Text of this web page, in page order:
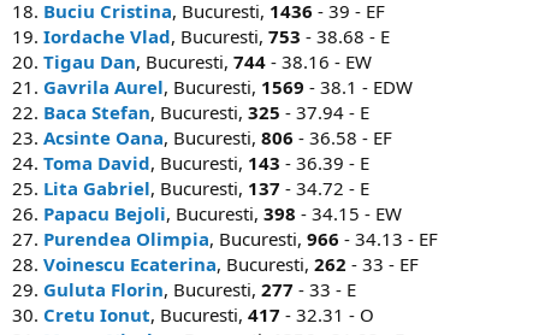
18. Buciu Cristina, Bucuresti, 1436 - 39 - EF
19. Iordache Vlad, Bucuresti, 753 - 38.68 - E
20. Tigau Dan, Bucuresti, 744 - 38.16 - EW
21. Gavrila Aurel, Bucuresti, 1569 - 38.1 - EDW
22. Baca Stefan, Bucuresti, 325 - 37.94 - E
23. Acsinte Oana, Bucuresti, 806 - 36.58 - EF
24. Toma David, Bucuresti, 143 - 36.39 - E
25. Lita Gabriel, Bucuresti, 137 - 34.72 - E
26. Papacu Bejoli, Bucuresti, 398 - 34.15 - EW
27. Purendea Olimpia, Bucuresti, 966 - 34.13 - EF
28. Voinescu Ecaterina, Bucuresti, 262 - 33 - EF
29. Guluta Florin, Bucuresti, 277 - 33 - E
30. Cretu Ionut, Bucuresti, 417 - 32.31 - O